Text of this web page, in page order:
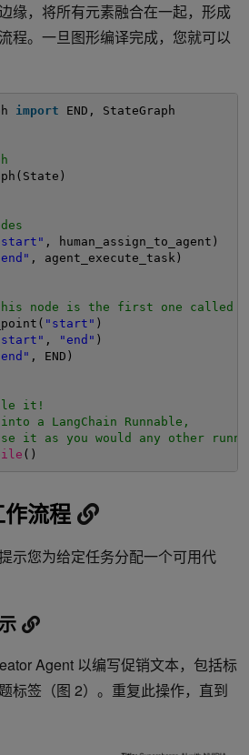
缘，将所有元素融合在一起，形成
程。一旦图形编译完成，您就可以
import END, StateGraph
, human_assign_to_agent)
, agent_execute_task)
node is the first one called
"start" )
, "end" )
, END)
it!
a LangChain Runnable,
it as you would any other
()
流程
示您为给定任务分配一个可用代
Agent 以编写促销文本，包括标
标签（图 2）。重复此操作，直到